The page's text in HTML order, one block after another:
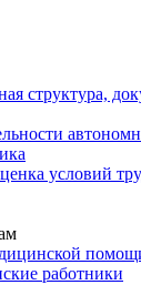
структура,
условий
работники